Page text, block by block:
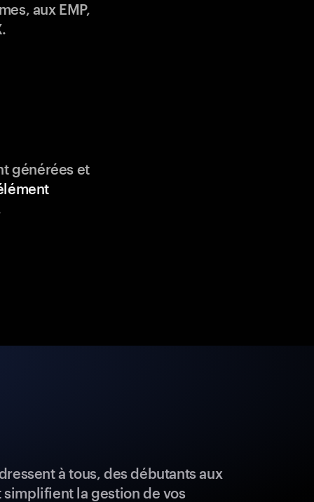
aux EMP,
générées et
à tous, des débutants aux
la gestion de vos